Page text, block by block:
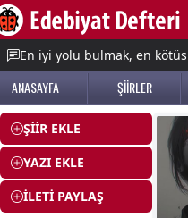
En iyi yolu bulmak, en
ANASAYFA ŞİİRLER
ŞİİR EKLE
YAZI EKLE
İLETİ PAYLAŞ